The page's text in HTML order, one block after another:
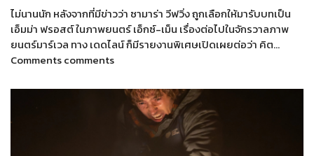
ไม่นานนัก หลังจากที่มีข่าวว่า ซามาร่า วีฟวิ่ง ถูกเลือกให้มารับบทเป็น
เอ็มม่า ฟรอสต์ ในภาพยนตร์ เอ็กซ์-เม็น เรื่องต่อไปในจักรวาลภาพ
ยนตร์มาร์เวล ทาง เดดไลน์ ก็มีรายงานพิเศษเปิดเผยต่อว่า คิต…
Comments comments